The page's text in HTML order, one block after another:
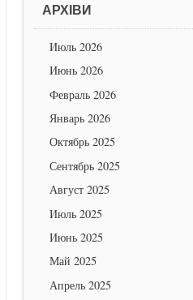
АРХІВИ
Июль 2026
Июнь 2026
Февраль 2026
Январь 2026
Октябрь 2025
Сентябрь 2025
Август 2025
Июль 2025
Июнь 2025
Май 2025
Апрель 2025